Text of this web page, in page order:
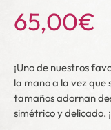
65,00€
¡Uno de nuestros
la mano a la vez
tamaños adornan
simétrico y delicado.